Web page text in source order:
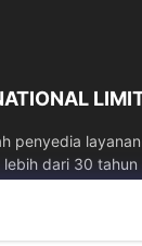
penyedia
dari 30 tahun